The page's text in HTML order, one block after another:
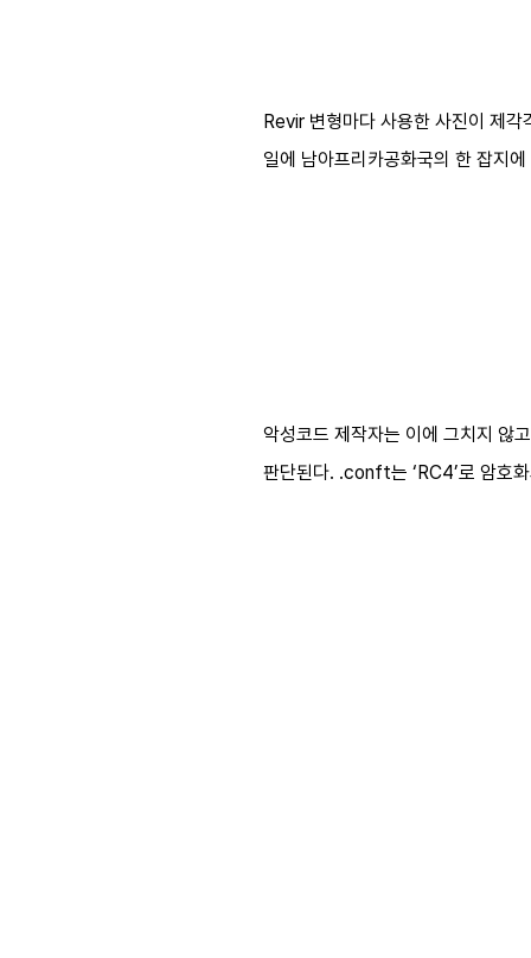
Revir 변형마다 사용한 사진이 제
일에 남아프리카공화국의 한 잡지
악성코드 제작자는 이에 그치지 않
판단된다. .conft는 ‘RC4’로 암호